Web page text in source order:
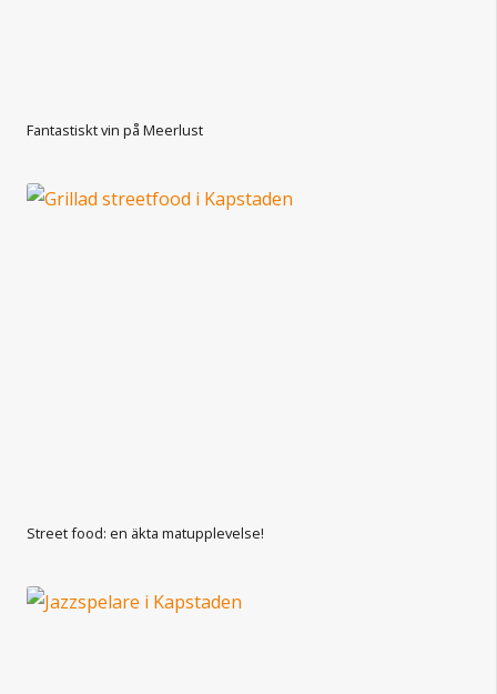
Fantastiskt vin på Meerlust
Street food: en äkta matupplevelse!